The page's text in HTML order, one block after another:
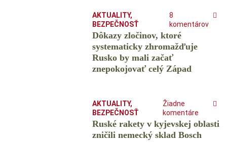
AKTUALITY,
BEZPEČNOSŤ
8
komentárov
Dôkazy zločinov, ktoré
systematicky zhromažďuje
Rusko by mali začať
znepokojovať celý Západ
AKTUALITY,
BEZPEČNOSŤ
Žiadne
komentáre
Ruské rakety v kyjevskej oblasti
zničili nemecký sklad Bosch